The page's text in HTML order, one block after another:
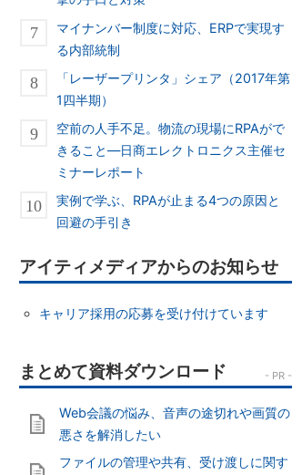
マイナンバー制度に対応、ERPで実現す
る内部統制
「レーザープリンタ」シェア（2017年第
1四半期）
空前の人手不足。物流の現場にRPAがで
きること―日商エレクトロニクス主催セ
ミナーレポート
実例で学ぶ、RPAが止まる4つの原因と
回避の手引き
アイティメディアからのお知らせ
キャリア採用の応募を受け付けています
Web会議の悩み、音声の途切れや画質の
悪さを解消したい
ファイルの管理や共有、受け渡しに関す